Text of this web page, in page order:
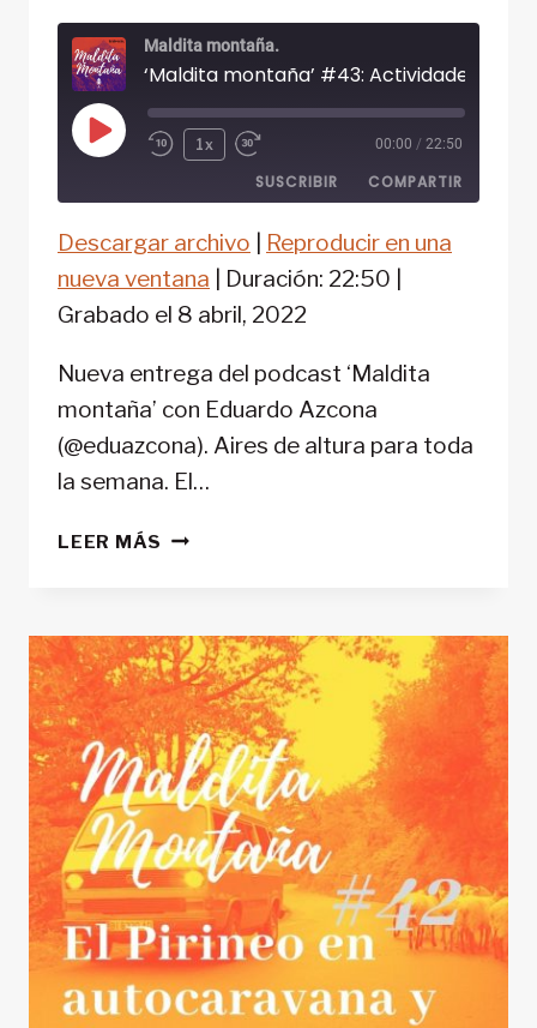
Maldita montaña.
Reproducir1x 00:00 / 22:50
SUSCRIBIR COMPARTIR
FEED RSS
COMPARTIR
ENLACE
Descargar archivo
Reproducir en una
nueva ventana
Duración: 22:50
Grabado el 8 abril, 2022
Nueva entrega del podcast ‘Maldita
montaña’ con Eduardo Azcona
(@eduazcona). Aires de altura para toda
la semana. El…
LEER MÁS ‘MALDITA
COLECTIVAS
EN
MONTAÑA:
SEGURIDAD
Y
PREVENCIÓN
DE
RIESGOS